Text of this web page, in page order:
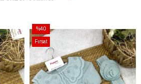
%40
İndirim
%40İndirim
Fırsat
Ürünü